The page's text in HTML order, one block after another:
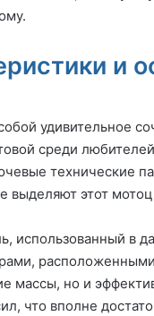
и
удивительное
среди
технические
выделяют этот
использованный в
массы, но и
что вполне